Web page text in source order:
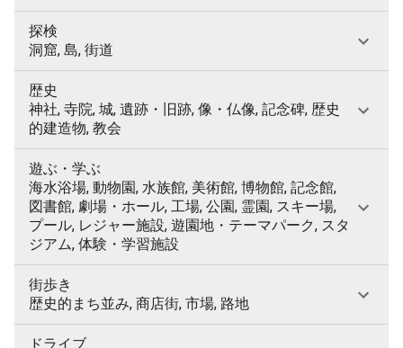
探検
洞窟, 島, 街道
歴史
神社, 寺院, 城, 遺跡・旧跡, 像・仏像, 記念碑, 歴史
的建造物, 教会
遊ぶ・学ぶ
海水浴場, 動物園, 水族館, 美術館, 博物館, 記念館,
図書館, 劇場・ホール, 工場, 公園, 霊園, スキー場,
プール, レジャー施設, 遊園地・テーマパーク, スタ
ジアム, 体験・学習施設
街歩き
歴史的まち並み, 商店街, 市場, 路地
ドライブ